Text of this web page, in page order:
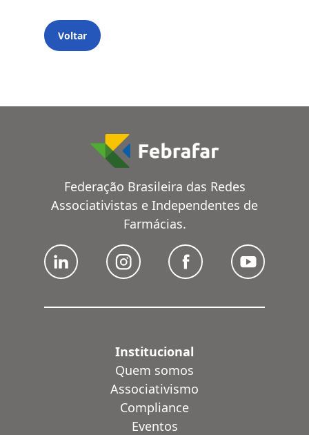
Voltar
Federação Brasileira das Redes
Associativistas e Independentes de
Farmácias.
Institucional
Quem somos
Associativismo
Compliance
Eventos